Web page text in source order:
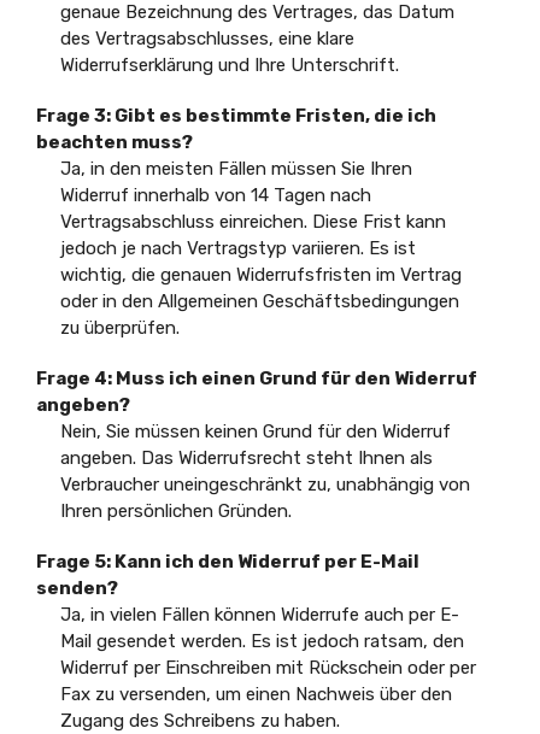
genaue Bezeichnung des Vertrages, das Datum
des Vertragsabschlusses, eine klare
Widerrufserklärung und Ihre Unterschrift.
Frage 3: Gibt es bestimmte Fristen, die ich
beachten muss?
Ja, in den meisten Fällen müssen Sie Ihren
Widerruf innerhalb von 14 Tagen nach
Vertragsabschluss einreichen. Diese Frist kann
jedoch je nach Vertragstyp variieren. Es ist
wichtig, die genauen Widerrufsfristen im Vertrag
oder in den Allgemeinen Geschäftsbedingungen
zu überprüfen.
Frage 4: Muss ich einen Grund für den Widerruf
angeben?
Nein, Sie müssen keinen Grund für den Widerruf
angeben. Das Widerrufsrecht steht Ihnen als
Verbraucher uneingeschränkt zu, unabhängig von
Ihren persönlichen Gründen.
Frage 5: Kann ich den Widerruf per E-Mail
senden?
Ja, in vielen Fällen können Widerrufe auch per E-
Mail gesendet werden. Es ist jedoch ratsam, den
Widerruf per Einschreiben mit Rückschein oder per
Fax zu versenden, um einen Nachweis über den
Zugang des Schreibens zu haben.